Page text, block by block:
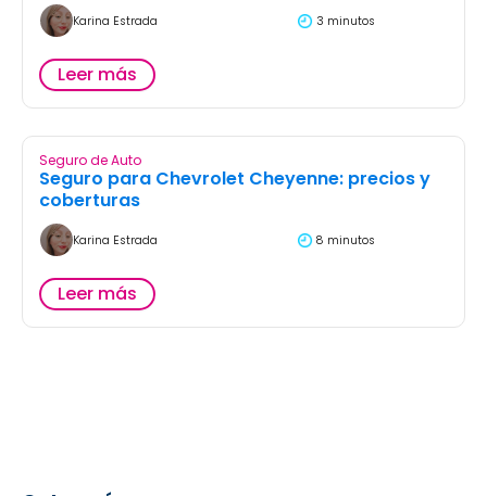
Karina Estrada 3 minutos
Leer más
Seguro de Auto
Seguro para Chevrolet Cheyenne: precios y
coberturas
Karina Estrada 8 minutos
Leer más